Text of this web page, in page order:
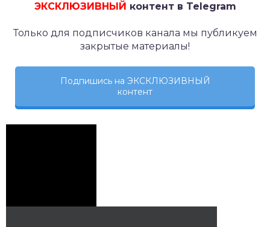
ЭКСКЛЮЗИВНЫЙ контент в Telegram
Только для подписчиков канала мы публикуем
закрытые материалы!
Подпишись на ЭКСКЛЮЗИВНЫЙ
контент